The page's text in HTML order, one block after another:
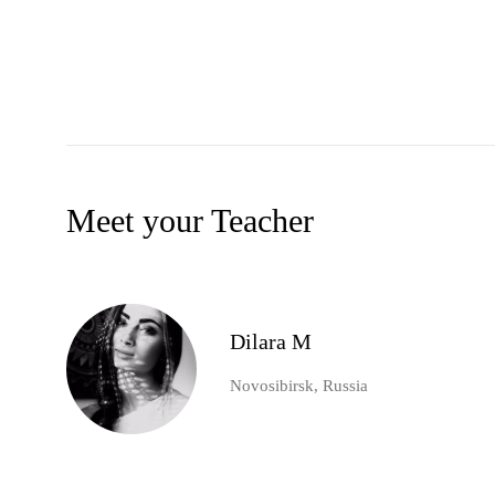
Meet your Teacher
Dilara M
Novosibirsk, Russia